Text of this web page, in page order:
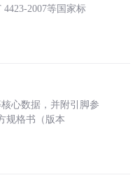
2007等国家标
心数据，并附引脚参
规格书（版本